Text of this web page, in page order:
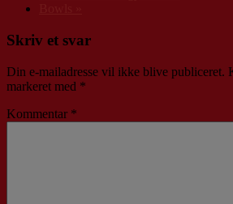
Skriv et svar
Din e-mailadresse vil ikke blive publiceret.
markeret med *
Kommentar *